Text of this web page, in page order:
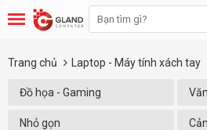
Trang chủ Laptop - Máy tính xách tay
Đồ họa - Gaming
Nhỏ gọn